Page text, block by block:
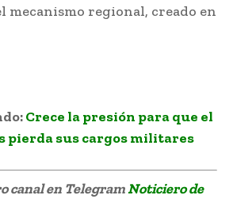
mecanismo regional, creado en
Crece la presión para que el
pierda sus cargos militares
canal en TelegramNoticiero de